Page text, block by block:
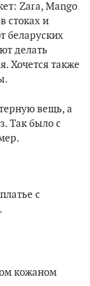
Zara, Mango
стоках и
беларуских
делать
Хочется также
вещь, а
Так было с